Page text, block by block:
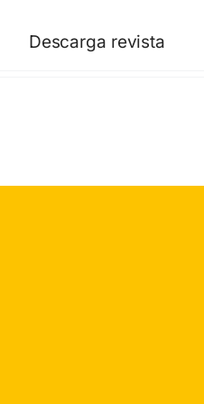
Descarga revista